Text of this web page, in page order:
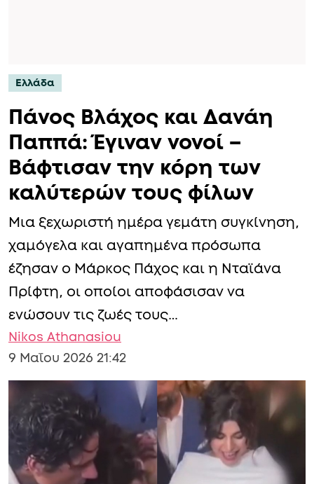
Ελλάδα
Πάνος Βλάχος και Δανάη
Παππά: Έγιναν νονοί –
Βάφτισαν την κόρη των
καλύτερών τους φίλων
Μια ξεχωριστή ημέρα γεμάτη συγκίνηση,
χαμόγελα και αγαπημένα πρόσωπα
έζησαν ο Μάρκος Πάχος και η Νταϊάνα
Πρίφτη, οι οποίοι αποφάσισαν να
ενώσουν τις ζωές τους…
Nikos Athanasiou
9 Μαΐου 2026 21:42